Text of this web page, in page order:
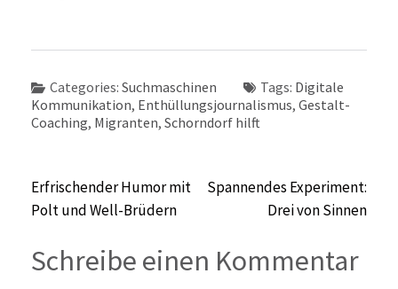
Categories: Suchmaschinen Tags: Digitale
Kommunikation, Enthüllungsjournalismus, Gestalt-
Coaching, Migranten, Schorndorf hilft
Beitragsnavigation
Erfrischender Humor mit
Polt und Well-Brüdern
Spannendes Experiment:
Drei von Sinnen
Schreibe einen Kommentar